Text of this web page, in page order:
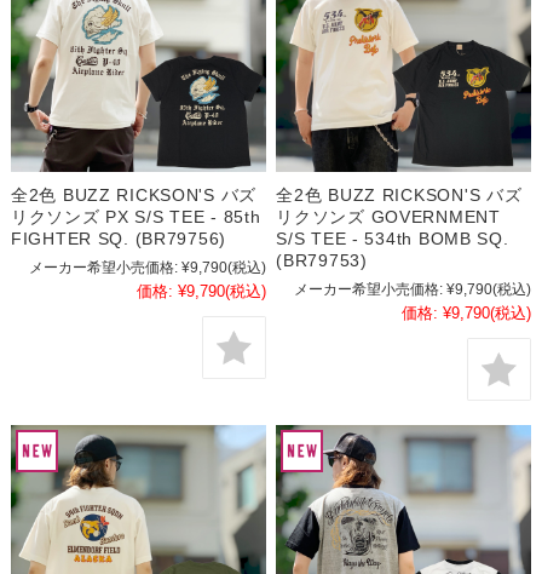
全2色 BUZZ RICKSON'S バズ
リクソンズ PX S/S TEE - 85th
FIGHTER SQ. (BR79756)
メーカー希望小売価格: ¥9,790(税込)
価格: ¥9,790(税込)
全2色 BUZZ RICKSON'S バズ
リクソンズ GOVERNMENT
S/S TEE - 534th BOMB SQ.
(BR79753)
メーカー希望小売価格: ¥9,790(税込)
価格: ¥9,790(税込)